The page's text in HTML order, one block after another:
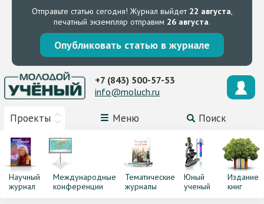
Отправьте статью сегодня! Журнал выйдет 22 августа,
печатный экземпляр отправим 26 августа.
Опубликовать статью в журнале
Проекты Меню Поиск
+7 (843) 500-57-53
info@moluch.ru
Научный
журнал
Международные
конференции
Тематические
журналы
Юный
ученый
Издание
книг